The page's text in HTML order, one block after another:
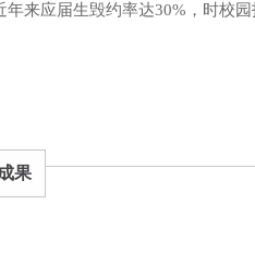
来应届生毁约率达30%，时校园
果